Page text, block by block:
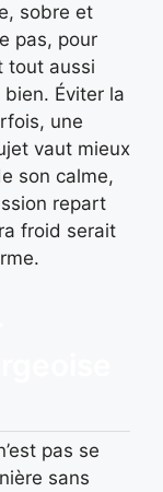
sobre et
pas, pour
tout aussi
Éviter la
une
vaut mieux
son calme,
repart
froid serait
pas se
sans